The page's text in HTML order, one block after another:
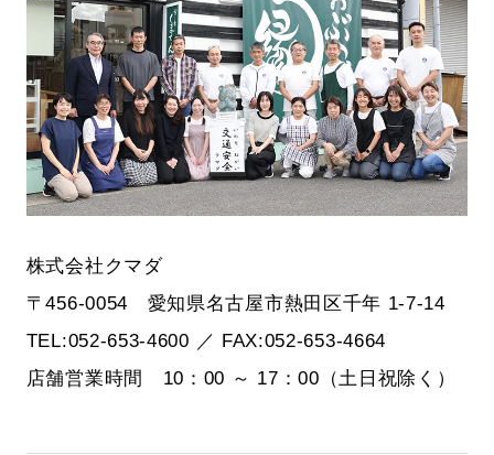
株式会社クマダ
〒456-0054 愛知県名古屋市熱田区千年 1-7-14
TEL:052-653-4600 ／ FAX:052-653-4664
店舗営業時間 10：00 ～ 17：00（土日祝除く）